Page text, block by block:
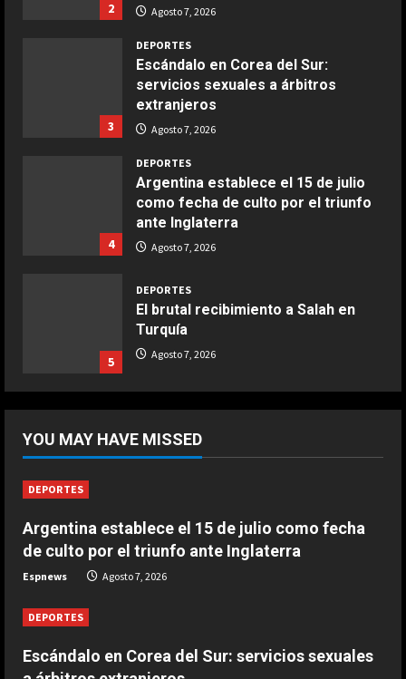
COCINA
Boquerones fritos en freidora de
aire
COCINA
Buñuelos de alcachofas
5
COCINA
Ternera guisada con senderuelas
2 Agosto 7, 2026
3
DEPORTES
Escándalo en Corea del Sur:
servicios sexuales a árbitros
extranjeros
Agosto 7, 2026
4
DEPORTES
Argentina establece el 15 de julio
como fecha de culto por el triunfo
ante Inglaterra
Agosto 7, 2026
5
DEPORTES
El brutal recibimiento a Salah en
Turquía
Agosto 7, 2026
Riqui Puig, a un paso
Agosto 7, 2026
Enamoró y llevó al Girona a
Champions y ahora se va al Como
de Cesc Fàbregas
Escándalo en Corea del Sur:
servicios sexuales a árbitros
YOU MAY HAVE MISSED
DEPORTES
Argentina establece el 15 de julio como fecha
de culto por el triunfo ante Inglaterra
Espnews Agosto 7, 2026
DEPORTES
Escándalo en Corea del Sur: servicios sexuales